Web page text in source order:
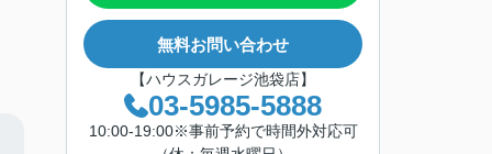
無料お問い合わせ
【ハウスガレージ池袋店】
03-5985-5888
10:00-19:00※事前予約で時間外対応可